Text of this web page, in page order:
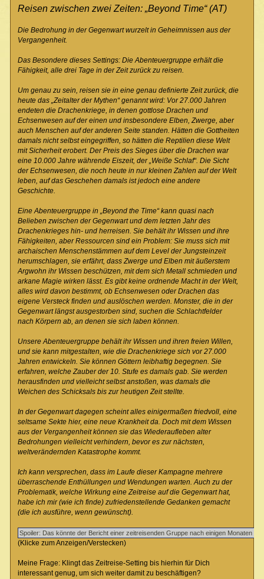
Reisen zwischen zwei Zeiten: „Beyond Time“ (AT)
Die Bedrohung in der Gegenwart wurzelt in Geheimnissen aus der
Vergangenheit.
Das Besondere dieses Settings: Die Abenteuergruppe erhält die
Fähigkeit, alle drei Tage in der Zeit zurück zu reisen.
Um genau zu sein, reisen sie in eine genau definierte Zeit zurück, die
heute das „Zeitalter der Mythen“ genannt wird: Vor 27.000 Jahren
endeten die Drachenkriege, in denen gottlose Drachen und
Echsenwesen auf der einen und insbesondere Elben, Zwerge, aber
auch Menschen auf der anderen Seite standen. Hätten die Gottheiten
damals nicht selbst eingegriffen, so hätten die Reptilien diese Welt
mit Sicherheit erobert. Der Preis des Sieges über die Drachen war
eine 10.000 Jahre währende Eiszeit, der „Weiße Schlaf“. Die Sicht
der Echsenwesen, die noch heute in nur kleinen Zahlen auf der Welt
leben, auf das Geschehen damals ist jedoch eine andere
Geschichte.
Eine Abenteuergruppe in „Beyond the Time“ kann quasi nach
Belieben zwischen der Gegenwart und dem letzten Jahr des
Drachenkrieges hin- und herreisen. Sie behält ihr Wissen und ihre
Fähigkeiten, aber Ressourcen sind ein Problem: Sie muss sich mit
archaischen Menschenstämmen auf dem Level der Jungsteinzeit
herumschlagen, sie erfährt, dass Zwerge und Elben mit äußerstem
Argwohn ihr Wissen beschützen, mit dem sich Metall schmieden und
arkane Magie wirken lässt. Es gibt keine ordnende Macht in der Welt,
alles wird davon bestimmt, ob Echsenwesen oder Drachen das
eigene Versteck finden und auslöschen werden. Monster, die in der
Gegenwart längst ausgestorben sind, suchen die Schlachtfelder
nach Körpern ab, an denen sie sich laben können.
Unsere Abenteuergruppe behält ihr Wissen und ihren freien Willen,
und sie kann mitgestalten, wie die Drachenkriege sich vor 27.000
Jahren entwickeln. Sie können Göttern leibhaftig begegnen. Sie
erfahren, welche Zauber der 10. Stufe es damals gab. Sie werden
herausfinden und vielleicht selbst anstoßen, was damals die
Weichen des Schicksals bis zur heutigen Zeit stellte.
In der Gegenwart dagegen scheint alles einigermaßen friedvoll, eine
seltsame Sekte hier, eine neue Krankheit da. Doch mit dem Wissen
aus der Vergangenheit können sie das Wiederaufleben alter
Bedrohungen vielleicht verhindern, bevor es zur nächsten,
weltverändernden Katastrophe kommt.
Ich kann versprechen, dass im Laufe dieser Kampagne mehrere
überraschende Enthüllungen und Wendungen warten. Auch zu der
Problematik, welche Wirkung eine Zeitreise auf die Gegenwart hat,
habe ich mir (wie ich finde) zufriedenstellende Gedanken gemacht
(die ich ausführe, wenn gewünscht).
(Klicke zum Anzeigen/Verstecken)
Meine Frage: Klingt das Zeitreise-Setting bis hierhin für Dich
interessant genug, um sich weiter damit zu beschäftigen?